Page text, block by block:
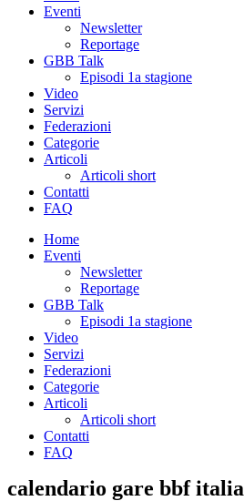
Eventi
Newsletter
Reportage
GBB Talk
Episodi 1a stagione
Video
Servizi
Federazioni
Categorie
Articoli
Articoli short
Contatti
FAQ
Home
Eventi
Newsletter
Reportage
GBB Talk
Episodi 1a stagione
Video
Servizi
Federazioni
Categorie
Articoli
Articoli short
Contatti
FAQ
calendario gare bbf italia